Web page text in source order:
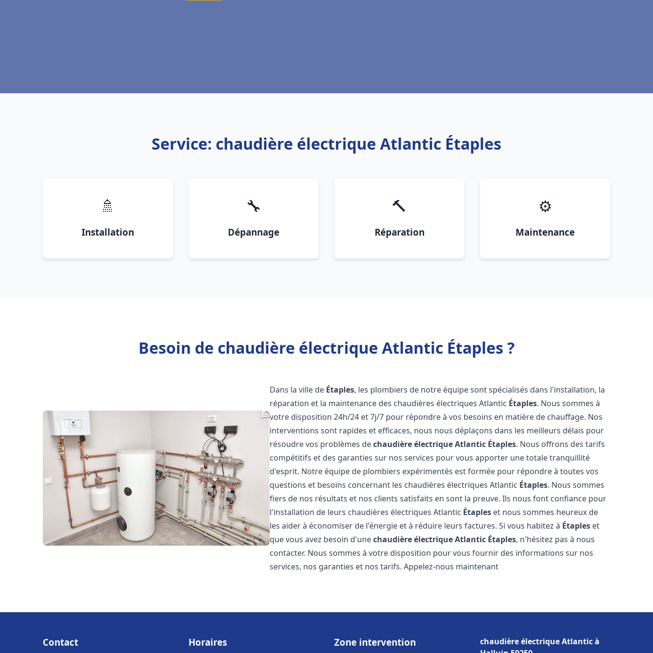
Service: chaudière électrique Atlantic Étaples
🚿
Installation
🔧
Dépannage
🔨
Réparation
⚙️
Maintenance
Besoin de chaudière électrique Atlantic Étaples ?
Dans la ville de Étaples, les plombiers de notre équipe sont spécialisés dans l'installation, la
réparation et la maintenance des chaudières électriques Atlantic Étaples. Nous sommes à
votre disposition 24h/24 et 7j/7 pour répondre à vos besoins en matière de chauffage. Nos
interventions sont rapides et efficaces, nous nous déplaçons dans les meilleurs délais pour
résoudre vos problèmes dechaudière électrique Atlantic Étaples. Nous offrons des tarifs
compétitifs et des garanties sur nos services pour vous apporter une totale tranquillité
d'esprit. Notre équipe de plombiers expérimentés est formée pour répondre à toutes vos
questions et besoins concernant les chaudières électriques Atlantic Étaples. Nous sommes
fiers de nos résultats et nos clients satisfaits en sont la preuve. Ils nous font confiance pour
l'installation de leurs chaudières électriques Atlantic Étaples et nous sommes heureux de
les aider à économiser de l'énergie et à réduire leurs factures. Si vous habitez à Étaples et
que vous avez besoin d'unechaudière électrique Atlantic Étaples, n'hésitez pas à nous
contacter. Nous sommes à votre disposition pour vous fournir des informations sur nos
services, nos garanties et nos tarifs. Appelez-nous maintenant
Contact Horaires Zone intervention
chaudière électrique Atlantic à